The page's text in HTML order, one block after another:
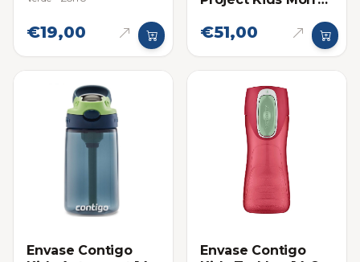
€19,00 €51,00
Envase Contigo
Envase Contigo